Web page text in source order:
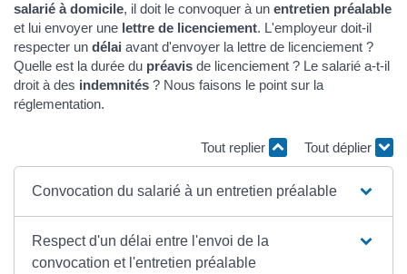
salarié à domicile, il doit le convoquer à un entretien préalable
et lui envoyer une lettre de licenciement. L'employeur doit-il
respecter un délai avant d'envoyer la lettre de licenciement ?
Quelle est la durée du préavis de licenciement ? Le salarié a-t-il
droit à des indemnités ? Nous faisons le point sur la
réglementation.
Tout replier Tout déplier
Convocation du salarié à un entretien préalable
Respect d'un délai entre l'envoi de la
convocation et l'entretien préalable